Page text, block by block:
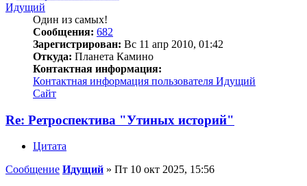
Идущий
Один из самых!
Сообщения: 682
Зарегистрирован: Вс 11 апр 2010, 01:42
Откуда: Планета Камино
Контактная информация:
Контактная информация пользователя Идущий
Сайт
Re: Ретроспектива "Утиных историй"
Цитата
Сообщение Идущий » Пт 10 окт 2025, 15:56